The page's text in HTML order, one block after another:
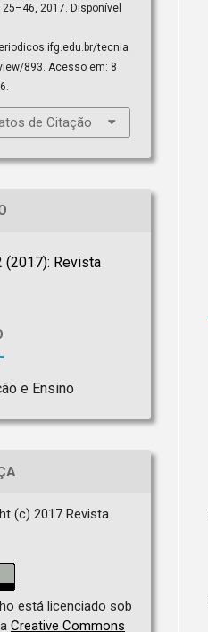
25–46, 2017. Disponível
tecnia
893. Acesso em: 8
de Citação
(2017): Revista
e Ensino
(c) 2017 Revista
está licenciado sob
Creative Commons